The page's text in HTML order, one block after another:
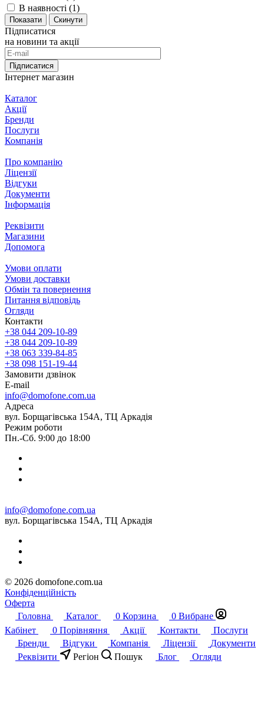
В наявності (1)
Скинути
Підписатися
на новини та акції
Підписатися
Інтернет магазин
Каталог
Акції
Бренди
Послуги
Компанія
Про компанію
Ліцензії
Відгуки
Документи
Інформація
Реквізити
Магазини
Допомога
Умови оплати
Умови доставки
Обмін та повернення
Питання відповідь
Огляди
Контакти
+38 044 209-10-89
+38 044 209-10-89
+38 063 339-84-85
+38 098 151-19-44
Замовити дзвінок
E-mail
info@domofone.com.ua
Адреса
вул. Борщагівська 154А, ТЦ Аркадія
Режим роботи
Пн.-Сб. 9:00 до 18:00
info@domofone.com.ua
вул. Борщагівська 154А, ТЦ Аркадія
© 2026 domofone.com.ua
Конфіденційність
Оферта
Головна
Каталог 0 Корзина 0 Вибране
Кабінет
0 Порівняння Акції Контакти
Послуги
Бренди
Відгуки Компанія Ліцензії
Документи
Реквізити
Регіон Пошук Блог Огляди